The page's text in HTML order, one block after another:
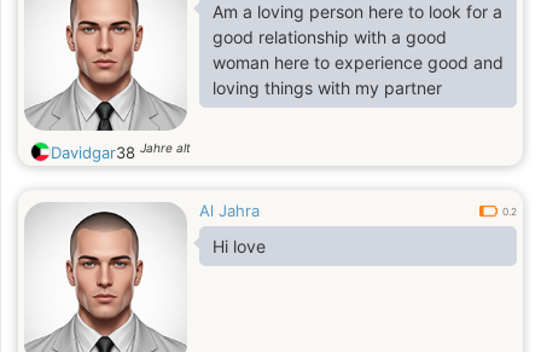
Am a loving person here to look for a
good relationship with a good
woman here to experience good and
loving things with my partner
Davidgar38 Jahre alt
Al Jahra 0.2
Hi love